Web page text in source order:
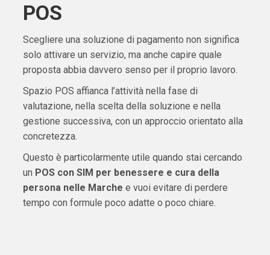
POS
Scegliere una soluzione di pagamento non significa
solo attivare un servizio, ma anche capire quale
proposta abbia davvero senso per il proprio lavoro.
Spazio POS affianca l’attività nella fase di
valutazione, nella scelta della soluzione e nella
gestione successiva, con un approccio orientato alla
concretezza.
Questo è particolarmente utile quando stai cercando
un POS con SIM per benessere e cura della
persona nelle Marche e vuoi evitare di perdere
tempo con formule poco adatte o poco chiare.